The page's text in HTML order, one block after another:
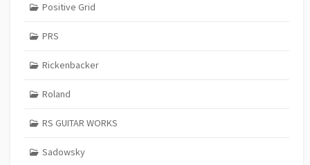
Positive Grid
PRS
Rickenbacker
Roland
RS GUITAR WORKS
Sadowsky